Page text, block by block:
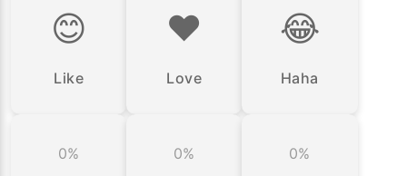
😊
Like
❤️
Love
😂
Haha
0% 0% 0%